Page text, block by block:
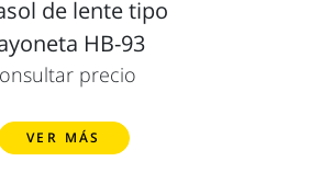
de lente tipo
HB-93
precio
VER MÁS